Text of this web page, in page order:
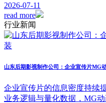
2026-07-11
read more
行业新闻
山东后期影视制作公司：企业宣传片MG
企业宣传片的信息密度持续
业务逻辑与量化数据，MG